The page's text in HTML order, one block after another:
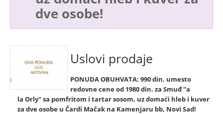
dve osobe!
Uslovi prodaje
PONUDA OBUHVATA: 990 din. umesto
redovne cene od 1980 din. za Smuđ "a
la Orly" sa pomfritom i tartar sosom, uz domaći hleb i kuver
za dve osobe u Čardi Mačak na Kamenjaru bb, Novi Sad!